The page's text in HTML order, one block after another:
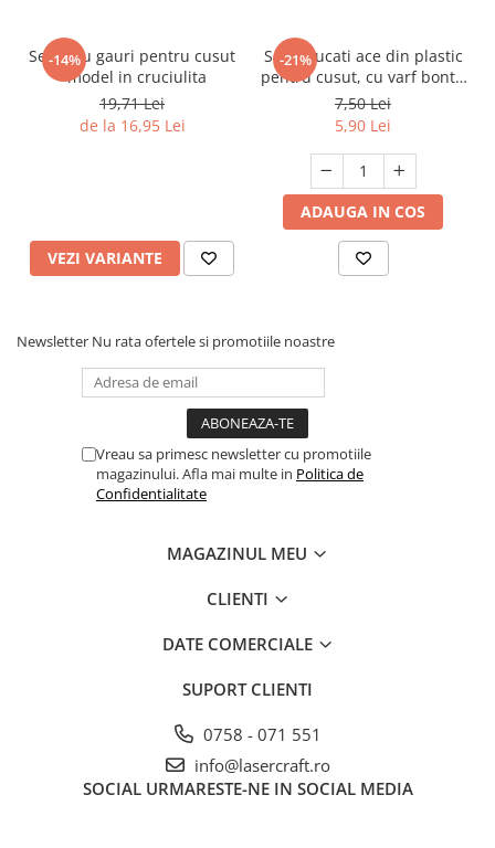
-14%
Set Ie cu gauri pentru cusut
- model in cruciulita
19,71 Lei
de la 16,95 Lei
VEZI VARIANTE
-21%
Set 5 bucati ace din plastic
pentru cusut, cu varf bont -
SM364
7,50 Lei
5,90 Lei
ADAUGA IN COS
Newsletter Nu rata ofertele si promotiile noastre
Vreau sa primesc newsletter cu promotiile
magazinului. Afla mai multe in Politica de
Confidentialitate
MAGAZINUL MEU
CLIENTI
DATE COMERCIALE
SUPORT CLIENTI
0758 - 071 551
info@lasercraft.ro
SOCIAL URMARESTE-NE IN SOCIAL MEDIA